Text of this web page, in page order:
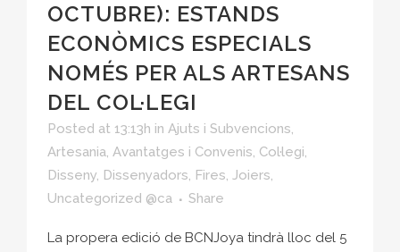
OCTUBRE): ESTANDS
ECONÒMICS ESPECIALS
NOMÉS PER ALS ARTESANS
DEL COL·LEGI
Posted at 13:13h in Ajuts i Subvencions,
Artesania, Avantatges i Convenis, Col·legi,
Disseny, Dissenyadors, Fires, Joiers,
Uncategorized @ca
Share
La propera edició de BCNJoya tindrà lloc del 5